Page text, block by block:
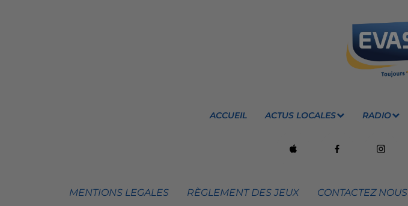
ACCUEIL ACTUS LOCALES RADIO
MENTIONS LEGALES RÈGLEMENT DES JEUX CONTACTEZ NOUS